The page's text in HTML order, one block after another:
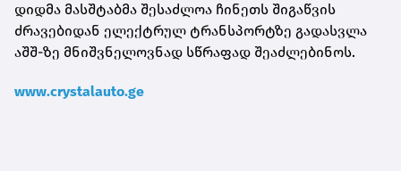
დიდმა მასშტაბმა შესაძლოა ჩინეთს შიგაწვის
ძრავებიდან ელექტრულ ტრანსპორტზე გადასვლა
აშშ-ზე მნიშვნელოვნად სწრაფად შეაძლებინოს.
www.crystalauto.ge